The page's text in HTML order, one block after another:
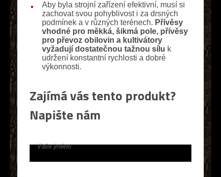
Aby byla strojní zařízení efektivní, musí si
zachovat svou pohyblivost i za drsných
podmínek a v různých terénech. Přívěsy
vhodné pro měkká, šikmá pole, přívěsy
pro převoz obilovin a kultivátory
vyžadují dostatečnou tažnou sílu k
udržení konstantní rychlosti a dobré
výkonnosti.
Zajímá vás tento produkt?
Napište nám
Vaše jméno